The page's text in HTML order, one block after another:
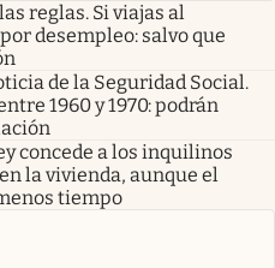
reglas. Si viajas al
desempleo: salvo que
de la Seguridad Social.
1960 y 1970: podrán
concede a los inquilinos
la vivienda, aunque el
tiempo